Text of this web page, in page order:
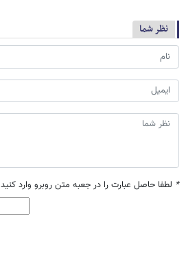
نظر شما
* لطفا حاصل عبارت را در جعبه متن روبرو وارد کنید